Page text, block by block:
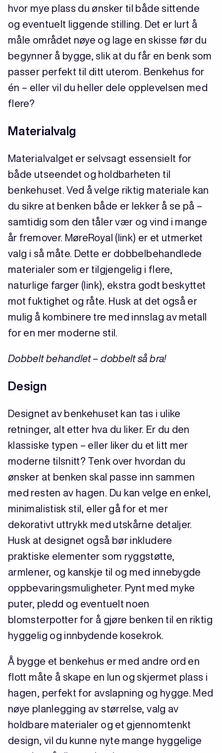
hvor mye plass du ønsker til både sittende
og eventuelt liggende stilling. Det er lurt å
måle området nøye og lage en skisse før du
begynner å bygge, slik at du får en benk som
passer perfekt til ditt uterom. Benkehus for
én – eller vil du heller dele opplevelsen med
flere?
Materialvalg
Materialvalget er selvsagt essensielt for
både utseendet og holdbarheten til
benkehuset. Ved å velge riktig materiale kan
du sikre at benken både er lekker å se på –
samtidig som den tåler vær og vind i mange
år fremover. MøreRoyal (link) er et utmerket
valg i så måte. Dette er dobbelbehandlede
materialer som er tilgjengelig i flere,
naturlige farger (link), ekstra godt beskyttet
mot fuktighet og råte. Husk at det også er
mulig å kombinere tre med innslag av metall
for en mer moderne stil.
Dobbelt behandlet – dobbelt så bra!
Design
Designet av benkehuset kan tas i ulike
retninger, alt etter hva du liker. Er du den
klassiske typen – eller liker du et litt mer
moderne tilsnitt? Tenk over hvordan du
ønsker at benken skal passe inn sammen
med resten av hagen. Du kan velge en enkel,
minimalistisk stil, eller gå for et mer
dekorativt uttrykk med utskårne detaljer.
Husk at designet også bør inkludere
praktiske elementer som ryggstøtte,
armlener, og kanskje til og med innebygde
oppbevaringsmuligheter. Pynt med myke
puter, pledd og eventuelt noen
blomsterpotter for å gjøre benken til en riktig
hyggelig og innbydende kosekrok.
Å bygge et benkehus er med andre ord en
flott måte å skape en lun og skjermet plass i
hagen, perfekt for avslapning og hygge. Med
nøye planlegging av størrelse, valg av
holdbare materialer og et gjennomtenkt
design, vil du kunne nyte mange hyggelige